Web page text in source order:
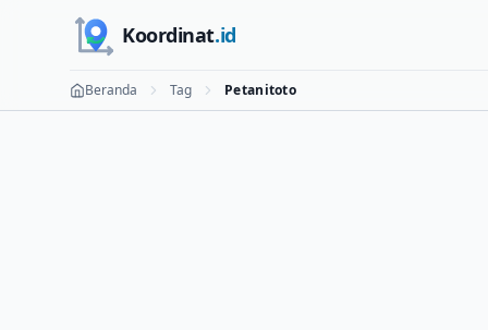
Skip to main content
Koordinat.id
Beranda Tag Petanitoto